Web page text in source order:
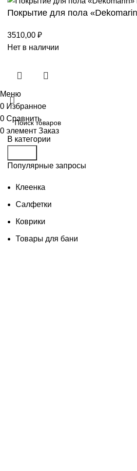
Покрытие для пола
3510,00 ₽
Нет в наличии
В категории
Популярные запросы
Клеенка
Салфетки
Коврики
Товары для бани
Меню
0 Избранное
0 Сравнить
0 элемент Заказ